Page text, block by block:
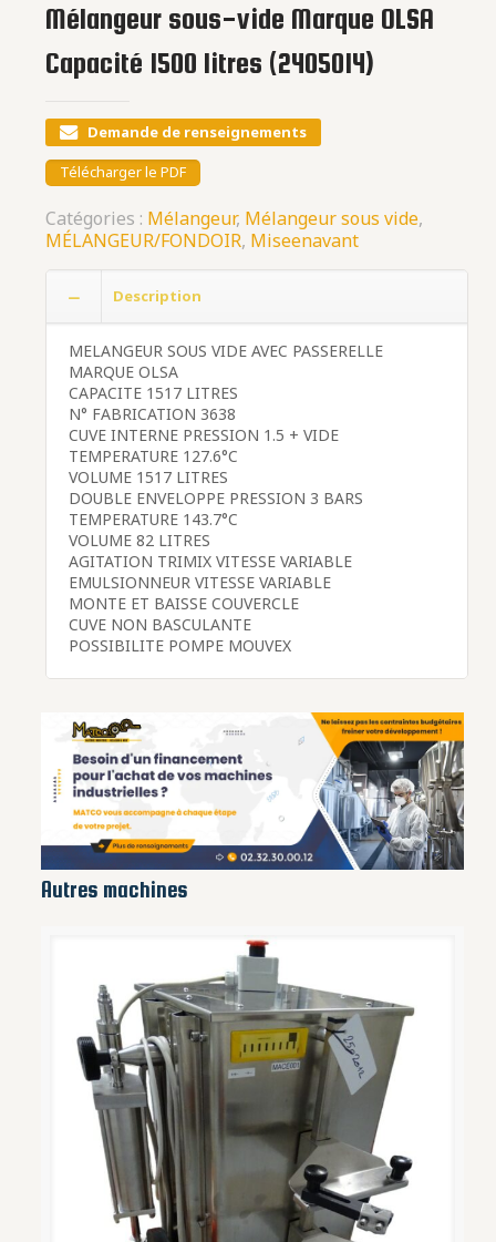
Mélangeur sous-vide Marque OLSA
Capacité 1500 litres (2405014)
Demande de renseignements
Télécharger le PDF
Catégories : Mélangeur, Mélangeur sous vide,
MÉLANGEUR/FONDOIR, Miseenavant
Description
MELANGEUR SOUS VIDE AVEC PASSERELLE
MARQUE OLSA
CAPACITE 1517 LITRES
N° FABRICATION 3638
CUVE INTERNE PRESSION 1.5 + VIDE
TEMPERATURE 127.6°C
VOLUME 1517 LITRES
DOUBLE ENVELOPPE PRESSION 3 BARS
TEMPERATURE 143.7°C
VOLUME 82 LITRES
AGITATION TRIMIX VITESSE VARIABLE
EMULSIONNEUR VITESSE VARIABLE
MONTE ET BAISSE COUVERCLE
CUVE NON BASCULANTE
POSSIBILITE POMPE MOUVEX
Autres machines